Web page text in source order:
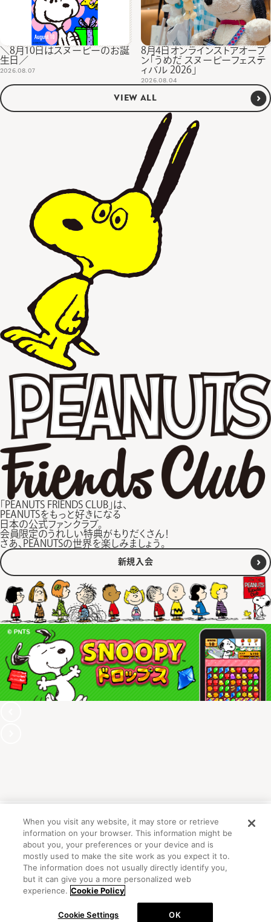
＼8月10日はスヌーピーのお誕
生日／
2026.08.07
8月4日オンラインストアオープ
ン「うめだ スヌーピーフェステ
ィバル 2026」
2026.08.04
VIEW ALL
「PEANUTS FRIENDS CLUB」は、
PEANUTSをもっと好きになる
日本の公式ファンクラブ。
会員限定のうれしい特典がもりだくさん！
さあ、PEANUTSの世界を楽しみましょう。
新規入会
初めての方向けガイド
Cookie Settings
When you visit any website, it may store or retrieve
information on your browser. This information might be
about you, your preferences or your device and is
mostly used to make the site work as you expect it to.
The information does not usually directly identify you,
but it can give you a more personalized web
experience. Cookie Policy
Cookie Settings OK